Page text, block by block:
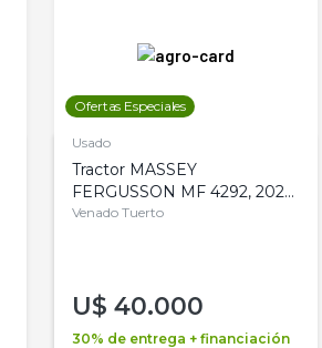
Ofertas Especiales
Usado
Tractor MASSEY
FERGUSSON MF 4292, 2020,
4WD, PATON
Venado Tuerto
U$ 40.000
30% de entrega + financiación